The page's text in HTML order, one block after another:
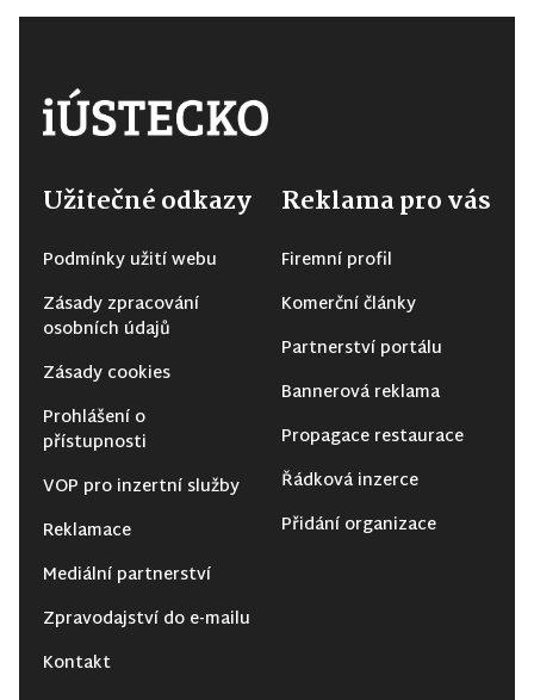
Užitečné odkazy
Podmínky užití webu
Zásady zpracování
osobních údajů
Zásady cookies
Prohlášení o
přístupnosti
VOP pro inzertní služby
Reklamace
Mediální partnerství
Zpravodajství do e-mailu
Kontakt
Reklama pro vás
Firemní profil
Komerční články
Partnerství portálu
Bannerová reklama
Propagace restaurace
Řádková inzerce
Přidání organizace